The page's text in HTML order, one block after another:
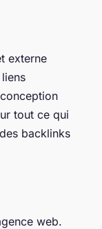
externe
tout ce qui
backlinks
web.